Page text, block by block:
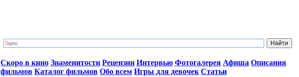
Скоро в кино Знаменитости Рецензии Интервью Фотогалерея Афиша Описания
фильмов Каталог фильмов Обо всем Игры для девочек Статьи